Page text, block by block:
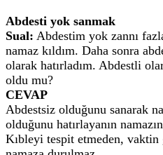
Abdesti yok sanmak
Sual: Abdestim yok zannı
namaz kıldım. Daha sonra
olarak hatırladım. Abdestli
oldu mu?
CEVAP
Abdestsiz olduğunu sanarak
olduğunu hatırlayanın
Kıbleyi tespit etmeden,